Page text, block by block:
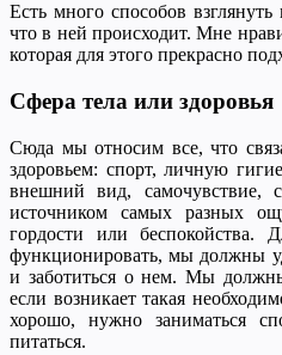
Есть много способов
что в ней происходит. Мне
которая для этого прекрасно
Сфера тела или здоровья
Сюда мы относим все, что
здоровьем: спорт, личную
внешний вид, самочувствие,
источником самых разных
гордости или беспокойства.
функционировать, мы должны
и заботиться о нем. Мы
если возникает такая
хорошо, нужно заниматься
питаться.